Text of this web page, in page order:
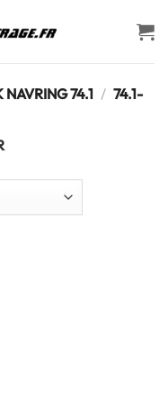
74.1 / 74.1-